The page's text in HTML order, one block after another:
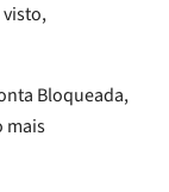
visto,
Bloqueada,
mais